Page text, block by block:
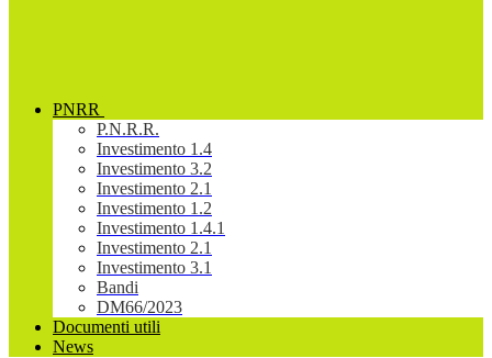
PNRR
P.N.R.R.
Investimento 1.4
Investimento 3.2
Investimento 2.1
Investimento 1.2
Investimento 1.4.1
Investimento 2.1
Investimento 3.1
Bandi
DM66/2023
Documenti utili
News